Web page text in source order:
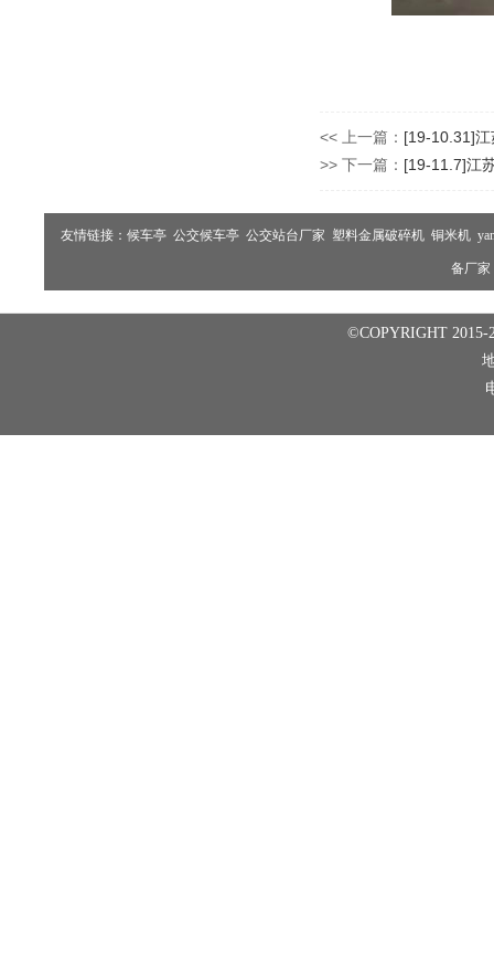
<< 上一篇： [19-10.31]
>> 下一篇： [19-11.7]江
友情链接： 候车亭 公交候车亭 公交站台厂家 塑料金属破碎机 铜米机
备厂家
©COPYRIGHT 2015-